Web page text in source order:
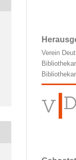
Verein